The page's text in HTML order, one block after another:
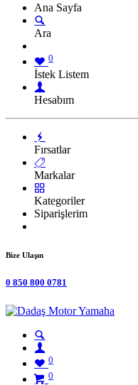
Ana Sayfa
Ara
0
İstek Listem
Hesabım
Fırsatlar
Markalar
Kategoriler
Siparişlerim
Bize Ulaşın
0 850 800 0781
0
0